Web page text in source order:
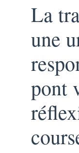
La
une
pont